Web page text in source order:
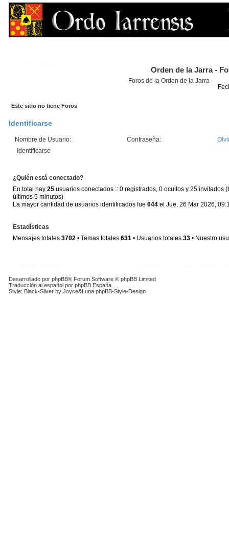
Orden de la Jarra -
Foros de la Orden de la Jarra
Este sitio no tiene Foros
Identificarse
Nombre de Usuario: Contraseña:
¿Quién está conectado?
En total hay 25 usuarios conectados :: 0 registrados, 0 ocultos y 25 invitados
últimos 5 minutos)
La mayor cantidad de usuarios identificados fue 644 el Jue, 26 Mar 2026,
Estadísticas
Mensajes totales 3702 • Temas totales 631 • Usuarios totales 33 • Nuestro
Desarrollado por phpBB® Forum Software © phpBB Limited
Traducción al español por phpBB España
Style: Black-Silver by Joyce&Luna phpBB-Style-Design